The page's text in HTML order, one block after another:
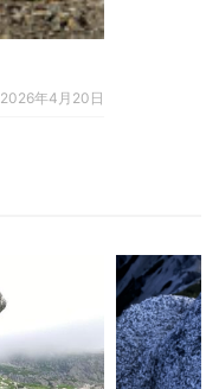
2026年4月20日